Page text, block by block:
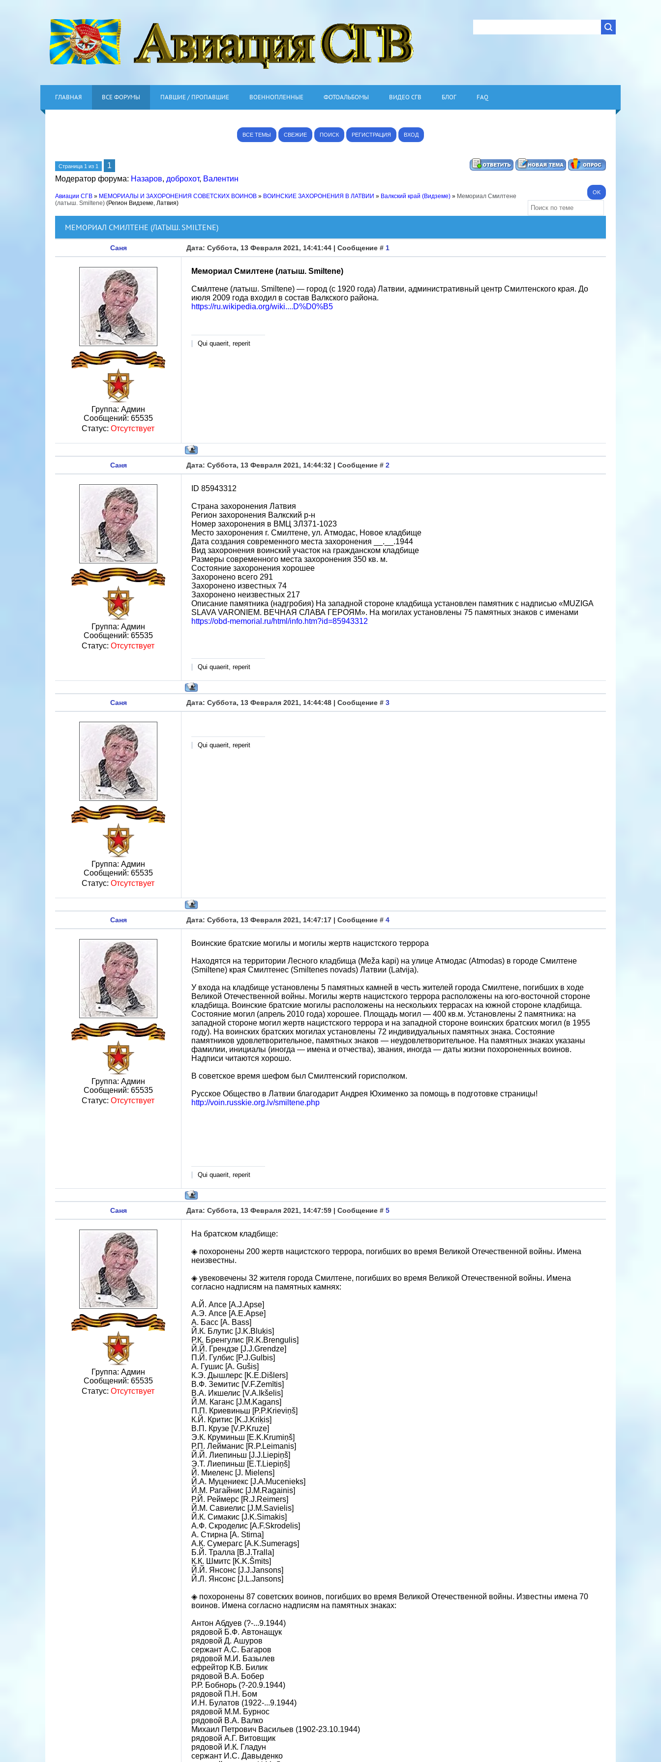
ГЛАВНАЯ ВСЕ ФОРУМЫ ПАВШИЕ / ПРОПАВШИЕ ВОЕННОПЛЕННЫЕ ФОТОАЛЬБОМЫ ВИДЕО СГВ БЛОГ FAQ
ВСЕ ТЕМЫ СВЕЖИЕ ПОИСК РЕГИСТРАЦИЯ ВХОД
Страница 1 из 1
1
Модератор форума: Назаров, доброхот, Валентин
Авиации СГВ » МЕМОРИАЛЫ И ЗАХОРОНЕНИЯ СОВЕТСКИХ ВОИНОВ » ВОИНСКИЕ ЗАХОРОНЕНИЯ В ЛАТВИИ » Валкский край (Видземе) » Мемориал Смилтене
(латыш. Smiltene) (Регион Видземе, Латвия)
МЕМОРИАЛ СМИЛТЕНЕ (ЛАТЫШ. SMILTENE)
Саня Дата: Суббота, 13 Февраля 2021, 14:41:44 | Сообщение # 1
Группа: Админ
Сообщений: 65535
Статус: Отсутствует
Мемориал Смилтене (латыш. Smiltene)
Сми́лтене (латыш. Smiltene) — город (с 1920 года) Латвии, административный центр Смилтенского края. До
июля 2009 года входил в состав Валкского района.
https://ru.wikipedia.org/wiki....D%D0%B5
Qui quaerit, reperit
Саня Дата: Суббота, 13 Февраля 2021, 14:44:32 | Сообщение # 2
Группа: Админ
Сообщений: 65535
Статус: Отсутствует
ID 85943312
Страна захоронения Латвия
Регион захоронения Валкский р-н
Номер захоронения в ВМЦ ЗЛ371-1023
Место захоронения г. Смилтене, ул. Атмодас, Новое кладбище
Дата создания современного места захоронения __.__.1944
Вид захоронения воинский участок на гражданском кладбище
Размеры современного места захоронения 350 кв. м.
Состояние захоронения хорошее
Захоронено всего 291
Захоронено известных 74
Захоронено неизвестных 217
Описание памятника (надгробия) На западной стороне кладбища установлен памятник с надписью «MUZIGA
SLAVA VARONIEM. ВЕЧНАЯ СЛАВА ГЕРОЯМ». На могилах установлены 75 памятных знаков с именами
https://obd-memorial.ru/html/info.htm?id=85943312
Qui quaerit, reperit
Саня Дата: Суббота, 13 Февраля 2021, 14:44:48 | Сообщение # 3
Группа: Админ
Сообщений: 65535
Статус: Отсутствует
Qui quaerit, reperit
Саня Дата: Суббота, 13 Февраля 2021, 14:47:17 | Сообщение # 4
Группа: Админ
Сообщений: 65535
Статус: Отсутствует
Воинские братские могилы и могилы жертв нацистского террора
Находятся на территории Лесного кладбища (Meža kapi) на улице Атмодас (Atmodas) в городе Смилтене
(Smiltene) края Смилтенес (Smiltenes novads) Латвии (Latvija).
У входа на кладбище установлены 5 памятных камней в честь жителей города Смилтене, погибших в ходе
Великой Отечественной войны. Могилы жертв нацистского террора расположены на юго-восточной стороне
кладбища. Воинские братские могилы расположены на нескольких террасах на южной стороне кладбища.
Состояние могил (апрель 2010 года) хорошее. Площадь могил — 400 кв.м. Установлены 2 памятника: на
западной стороне могил жертв нацистского террора и на западной стороне воинских братских могил (в 1955
году). На воинских братских могилах установлены 72 индивидуальных памятных знака. Состояние
памятников удовлетворительное, памятных знаков — неудовлетворительное. На памятных знаках указаны
фамилии, инициалы (иногда — имена и отчества), звания, иногда — даты жизни похороненных воинов.
Надписи читаются хорошо.
В советское время шефом был Смилтенский горисполком.
Русское Общество в Латвии благодарит Андрея Юхименко за помощь в подготовке страницы!
http://voin.russkie.org.lv/smiltene.php
Qui quaerit, reperit
Саня Дата: Суббота, 13 Февраля 2021, 14:47:59 | Сообщение # 5
Группа: Админ
Сообщений: 65535
Статус: Отсутствует
На братском кладбище:
◈ похоронены 200 жертв нацистского террора, погибших во время Великой Отечественной войны. Имена
неизвестны.
◈ увековечены 32 жителя города Смилтене, погибших во время Великой Отечественной войны. Имена
согласно надписям на памятных камнях:
А.Й. Апсе [A.J.Apse]
А.Э. Апсе [A.E.Apse]
А. Басс [A. Bass]
Й.К. Блутис [J.K.Bluķis]
Р.К. Бренгулис [R.K.Brengulis]
Й.Й. Грендзе [J.J.Grendze]
П.Й. Гулбис [P.J.Gulbis]
А. Гушис [A. Gušis]
К.Э. Дышлерс [K.E.Dišlers]
В.Ф. Земитис [V.F.Zemītis]
В.А. Икшелис [V.A.Ikšelis]
Й.М. Каганс [J.M.Kagans]
П.П. Криевиньш [P.P.Krieviņš]
К.Й. Критис [K.J.Kriķis]
В.П. Крузе [V.P.Kruze]
Э.К. Круминьш [E.K.Krumiņš]
Р.П. Лейманис [R.P.Leimanis]
Й.Й. Лиепиньш [J.J.Liepiņš]
Э.Т. Лиепиньш [E.T.Liepiņš]
Й. Миеленс [J. Mielens]
Й.А. Муцениекс [J.A.Mucenieks]
Й.М. Рагайнис [J.M.Ragainis]
Р.Й. Реймерс [R.J.Reimers]
Й.М. Савиелис [J.M.Savielis]
Й.К. Симакис [J.K.Simakis]
А.Ф. Скроделис [A.F.Skrodelis]
А. Стирна [A. Stirna]
А.К. Сумерагс [A.K.Sumerags]
Б.Й. Тралла [B.J.Tralla]
К.К. Шмитс [K.K.Šmits]
Й.Й. Янсонс [J.J.Jansons]
Й.Л. Янсонс [J.L.Jansons]
◈ похоронены 87 советских воинов, погибших во время Великой Отечественной войны. Известны имена 70
воинов. Имена согласно надписям на памятных знаках:
Антон Абдуев (?-...9.1944)
рядовой Б.Ф. Автонащук
рядовой Д. Ашуров
сержант А.С. Багаров
рядовой М.И. Базылев
ефрейтор К.В. Билик
рядовой В.А. Бобер
Р.Р. Бобнорь (?-20.9.1944)
рядовой П.Н. Бом
И.Н. Булатов (1922-...9.1944)
рядовой М.М. Бурнос
рядовой В.А. Валко
Михаил Петрович Васильев (1902-23.10.1944)
рядовой А.Г. Витовщик
рядовой И.К. Гладун
сержант И.С. Давыденко